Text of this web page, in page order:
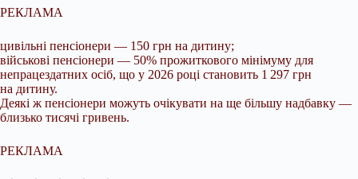
РЕКЛАМА
цивільні пенсіонери — 150 грн на дитину;
військові пенсіонери — 50% прожиткового мінімуму для
непрацездатних осіб, що у 2026 році становить 1 297 грн
на дитину.
Деякі ж пенсіонери можуть очікувати на ще більшу надбавку —
близько тисячі гривень.
РЕКЛАМА